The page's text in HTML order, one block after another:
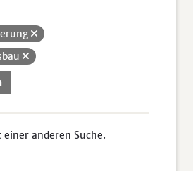
anderen Suche.